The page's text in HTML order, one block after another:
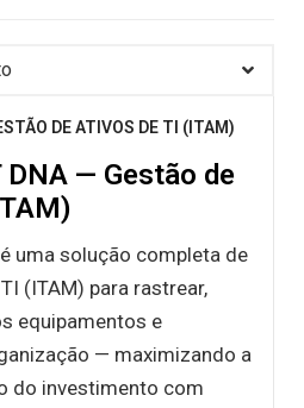
DE ATIVOS DE TI (ITAM)
DNA — Gestão de
é uma solução completa de
(ITAM) para rastrear,
equipamentos e
— maximizando a
do investimento com